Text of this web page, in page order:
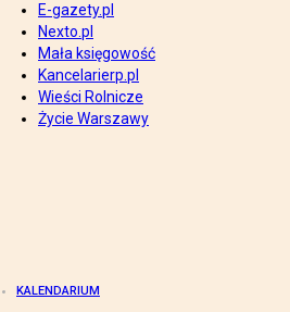
E-gazety.pl
Nexto.pl
Mała księgowość
Kancelarierp.pl
Wieści Rolnicze
Życie Warszawy
KALENDARIUM